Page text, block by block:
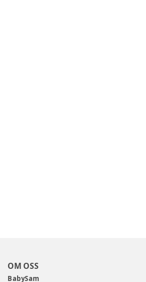
OM OSS
BabySam